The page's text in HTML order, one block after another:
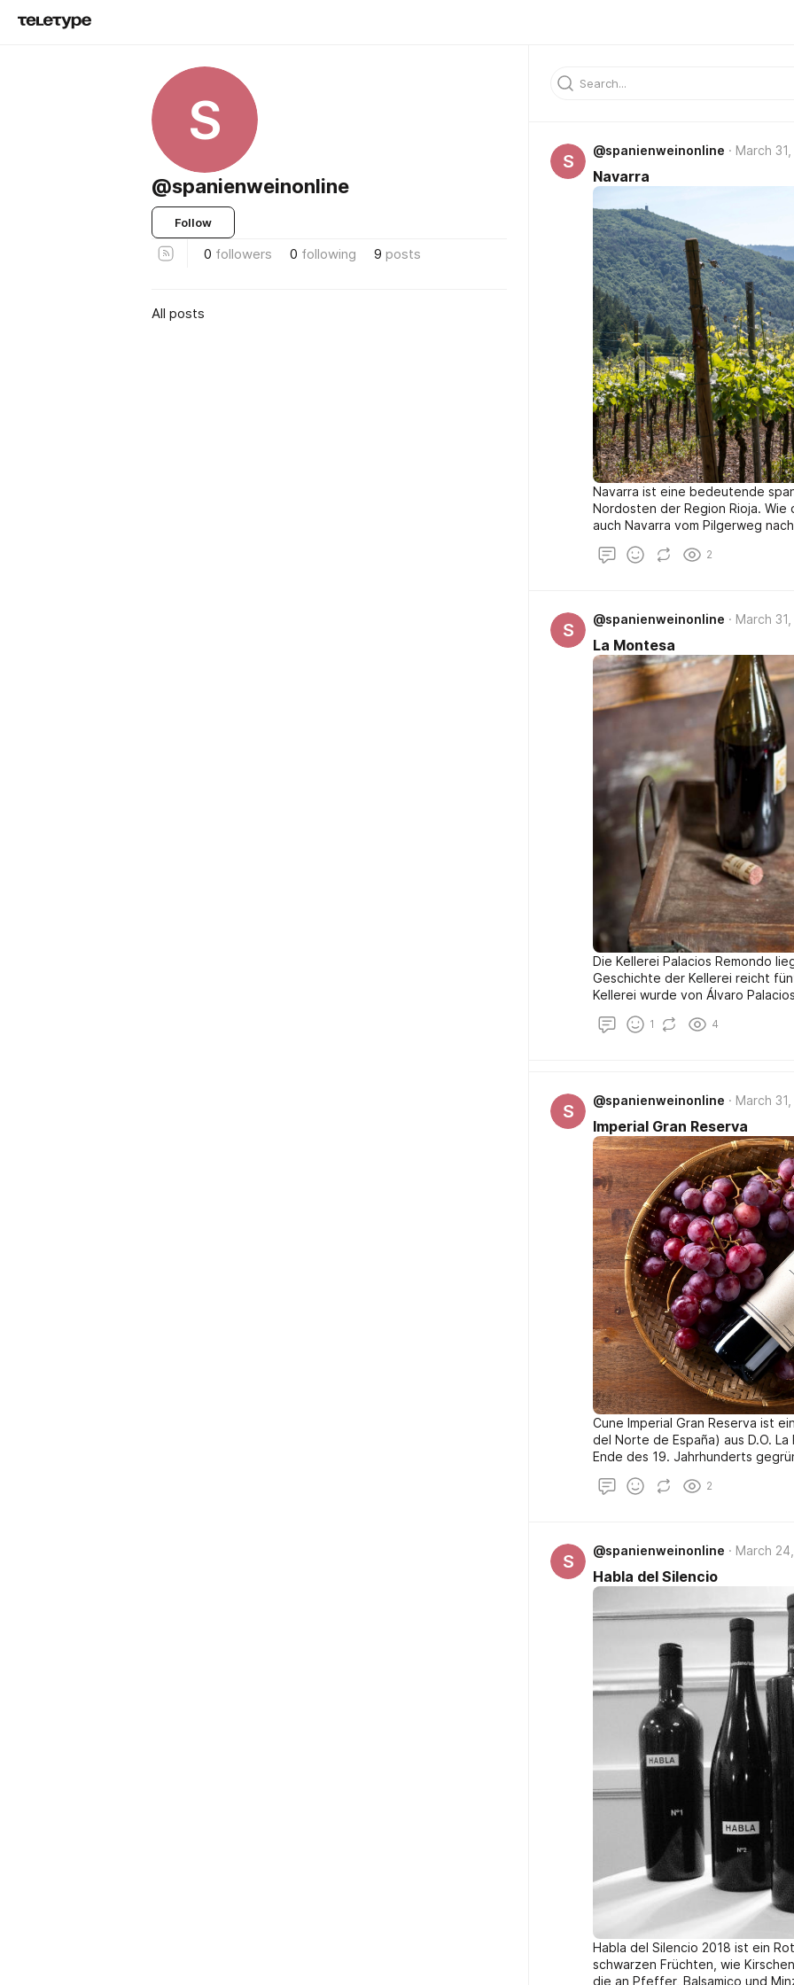
S
@spanienweinonline
Follow
0 followers 0 following 9 posts
All posts
S
@spanienweinonline March 31,
Navarra
Navarra ist eine bedeutende
Nordosten der Region Rioja.
auch Navarra vom Pilgerweg
Reblauskatastrophe standen
auch viel Bordelaiser Know-how
2
S
@spanienweinonline March 31,
La Montesa
Die Kellerei Palacios Remondo
Geschichte der Kellerei reicht
Kellerei wurde von Álvaro
Álvaro Palacios die Leitung von
1 4
S
@spanienweinonline March 31,
Imperial Gran Reserva
Cune Imperial Gran Reserva ist
del Norte de España) aus D.O.
Ende des 19. Jahrhunderts
2
S
@spanienweinonline March
Habla del Silencio
Habla del Silencio 2018 ist ein
schwarzen Früchten, wie
die an Pfeffer, Balsamico und